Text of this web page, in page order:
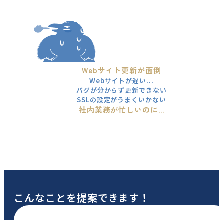
Webサイト更新が面倒
Webサイトが遅い...
バグが分からず更新できない
SSLの設定がうまくいかない
社内業務が忙しいのに...
こんなことを提案できます！